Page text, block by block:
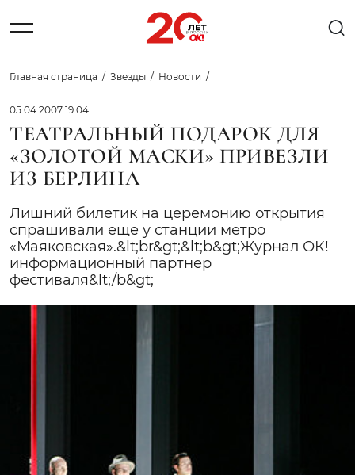
Главная страница Звезды Новости
05.04.2007 19:04
ТЕАТРАЛЬНЫЙ ПОДАРОК ДЛЯ
«ЗОЛОТОЙ МАСКИ» ПРИВЕЗЛИ
ИЗ БЕРЛИНА
Лишний билетик на церемонию открытия
спрашивали еще у станции метро
«Маяковская».&lt;br&gt;&lt;b&gt;Журнал ОК! 
информационный партнер
фестиваля&lt;/b&gt;